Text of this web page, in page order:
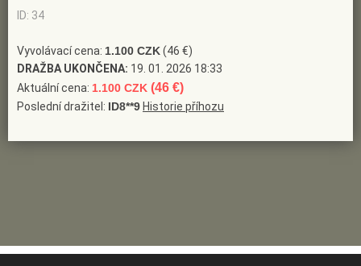
ID: 34
Vyvolávací cena: 1.100 CZK(46 €)
DRAŽBA UKONČENA: 19. 01. 2026 18:33
Aktuální cena: 1.100 CZK (46 €)
Poslední dražitel: ID8**9 Historie příhozu